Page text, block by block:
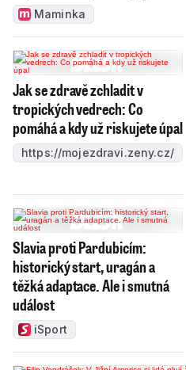
Maminka
Jak se zdravě zchladit v
tropických vedrech: Co
pomáhá a kdy už riskujete úpal
https://mojezdravi.zeny.cz/
Slavia proti Pardubicím:
historický start, uragán a
těžká adaptace. Ale i smutná
událost
iSport